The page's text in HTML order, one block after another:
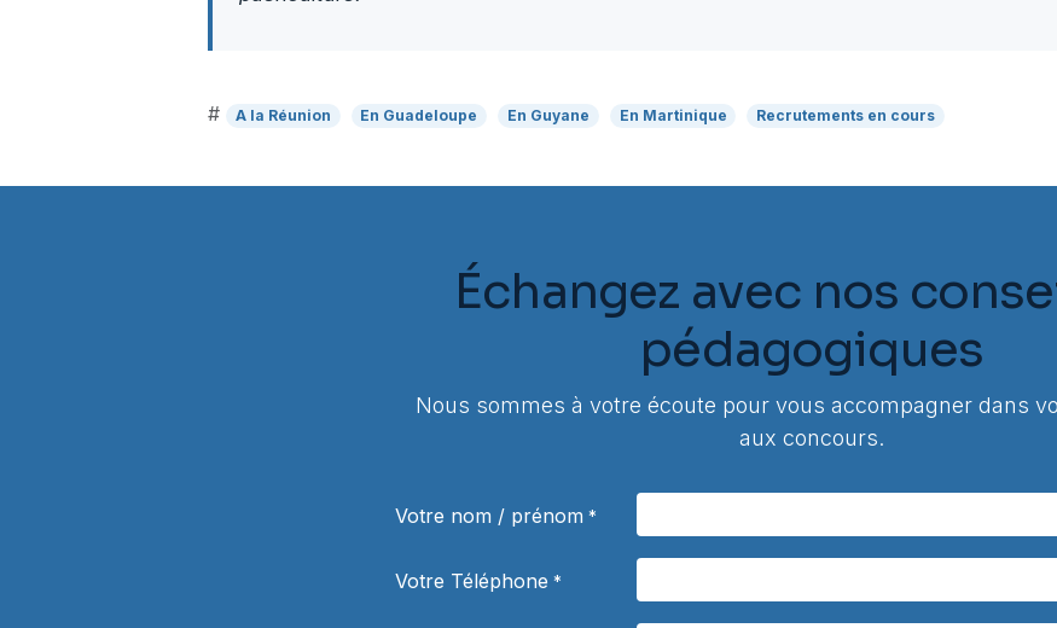
# A la Réunion En Guadeloupe En Guyane En Martinique Recrutements en cours
Échangez avec nos
pédagogiques
Nous sommes à votre écoute pour vous accompagner dans
aux concours.
Votre nom / prénom *
Votre Téléphone *